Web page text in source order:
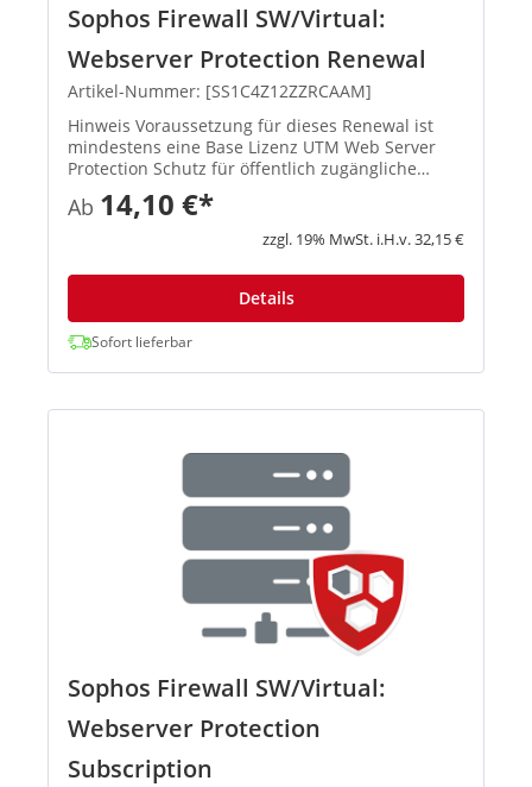
Sophos Firewall SW/Virtual:
Webserver Protection Renewal
Artikel-Nummer: [SS1C4Z12ZZRCAAM]
Hinweis Voraussetzung für dieses Renewal ist
mindestens eine Base Lizenz UTM Web Server
Protection Schutz für öffentlich zugängliche
Server und Anwendungen Hosten Sie Ihre
eigenen Webseiten oder bieten Sie ...
Ab 14,10 €*
zzgl. 19% MwSt. i.H.v. 32,15 €
Details
Sofort lieferbar
Sophos Firewall SW/Virtual:
Webserver Protection
Subscription